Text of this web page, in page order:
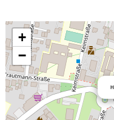
+
−